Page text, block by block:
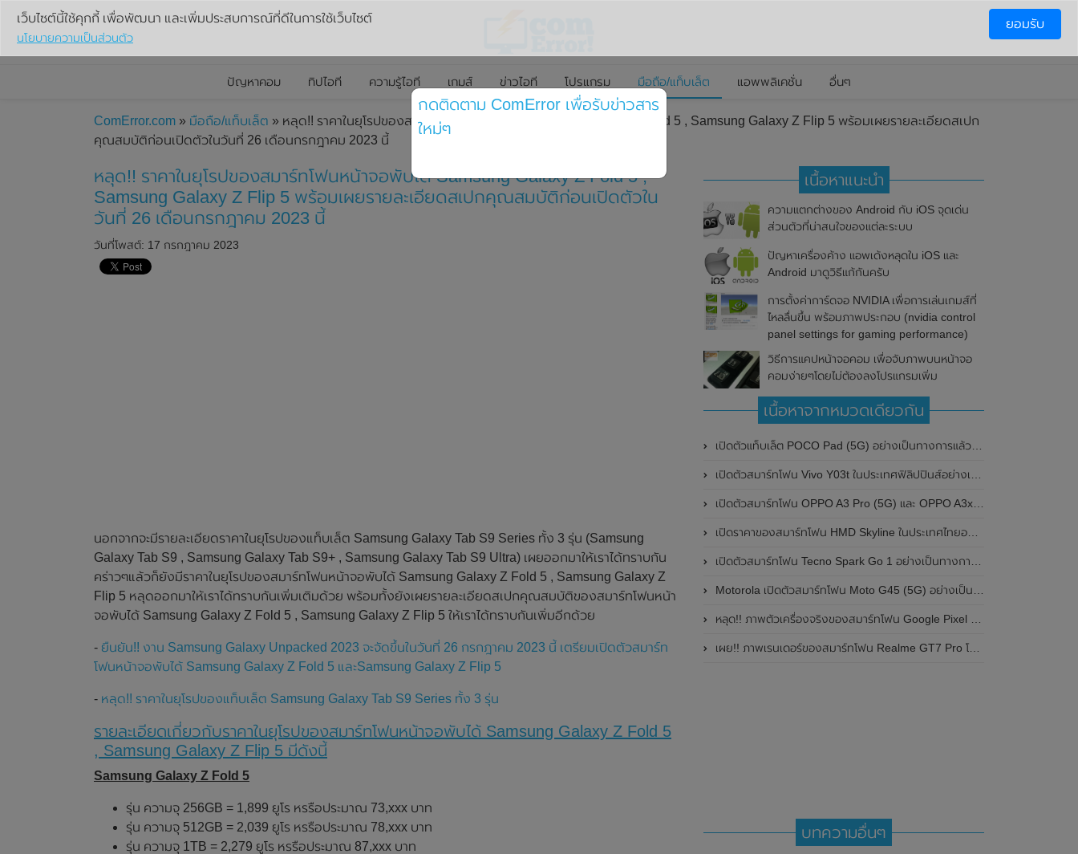
ปัญหาคอม ทิปไอที ความรู้ไอที เกมส์ ข่าวไอที โปรแกรม มือถือ/แท็บเล็ต แอพพลิเคชั่น อื่นๆ
ComError.com » มือถือ/แท็บเล็ต » หลุด!! ราคาในยุโรปของสมาร์ทโฟนหน้าจอพับได้ Samsung Galaxy Z Fold 5 , Samsung Galaxy Z Flip 5 พร้อมเผยรายละเอียดสเปก
คุณสมบัติก่อนเปิดตัวในวันที่ 26 เดือนกรกฎาคม 2023 นี้
หลุด!! ราคาในยุโรปของสมาร์ทโฟนหน้าจอพับได้ Samsung Galaxy Z Fold 5 ,
Samsung Galaxy Z Flip 5 พร้อมเผยรายละเอียดสเปกคุณสมบัติก่อนเปิดตัวใน
วันที่ 26 เดือนกรกฎาคม 2023 นี้
วันที่โพสต์: 17 กรกฎาคม 2023
นอกจากจะมีรายละเอียดราคาในยุโรปของแท็บเล็ต Samsung Galaxy Tab S9 Series ทั้ง 3 รุ่น (Samsung
Galaxy Tab S9 , Samsung Galaxy Tab S9+ , Samsung Galaxy Tab S9 Ultra) เผยออกมาให้เราได้ทราบกัน
คร่าวๆแล้วก็ยังมีราคาในยุโรปของสมาร์ทโฟนหน้าจอพับได้ Samsung Galaxy Z Fold 5 , Samsung Galaxy Z
Flip 5 หลุดออกมาให้เราได้ทราบกันเพิ่มเติมด้วย พร้อมทั้งยังเผยรายละเอียดสเปกคุณสมบัติของสมาร์ทโฟนหน้า
จอพับได้ Samsung Galaxy Z Fold 5 , Samsung Galaxy Z Flip 5 ให้เราได้ทราบกันเพิ่มอีกด้วย
- ยืนยัน!! งาน Samsung Galaxy Unpacked 2023 จะจัดขึ้นในวันที่ 26 กรกฎาคม 2023 นี้ เตรียมเปิดตัวสมาร์ท
โฟนหน้าจอพับได้ Samsung Galaxy Z Fold 5 และSamsung Galaxy Z Flip 5
- หลุด!! ราคาในยุโรปของแท็บเล็ต Samsung Galaxy Tab S9 Series ทั้ง 3 รุ่น
รายละเอียดเกี่ยวกับราคาในยุโรปของสมาร์ทโฟนหน้าจอพับได้ Samsung Galaxy Z Fold 5
, Samsung Galaxy Z Flip 5 มีดังนี้
Samsung Galaxy Z Fold 5
รุ่น ความจุ 256GB = 1,899 ยูโร หรรือประมาณ 73,xxx บาท
รุ่น ความจุ 512GB = 2,039 ยูโร หรรือประมาณ 78,xxx บาท
รุ่น ความจุ 1TB = 2,279 ยูโร หรรือประมาณ 87,xxx บาท
เนื้อหาแนะนำ
ความแตกต่างของ Android กับ iOS จุดเด่น
ส่วนตัวที่น่าสนใจของแต่ละระบบ
ปัญหาเครื่องค้าง แอพเด้งหลุดใน iOS และ
Android มาดูวิธีแก้กันครับ
การตั้งค่าการ์ดจอ NVIDIA เพื่อการเล่นเกมส์ที่
ไหลลื่นขึ้น พร้อมภาพประกอบ (nvidia control
panel settings for gaming performance)
วิธีการแคปหน้าจอคอม เพื่อจับภาพบนหน้าจอ
คอมง่ายๆโดยไม่ต้องลงโปรแกรมเพิ่ม
เนื้อหาจากหมวดเดียวกัน
เปิดตัวแท็บเล็ต POCO Pad (5G) อย่างเป็นทางการแล้วในประเทศอินเดีย มาพร้อมชิปเซ็ต Snapdragon 7s Gen 2 ของ Qualcomm และรองรับเครือข่าย 5G
เปิดตัวสมาร์ทโฟน Vivo Y03t ในประเทศฟิลิปปินส์อย่างเป็นทางการแล้ว มาพร้อมชิปเซ็ต Unisoc T612 , กล้องหลัง ความละเอียด 13MP , แบตเตอรี่ 5,000mAh และหน้าจอแสดงผล LCD / 90Hz
เปิดตัวสมาร์ทโฟน OPPO A3 Pro (5G) และ OPPO A3x ในประเทศไทยอย่างเป็นทางการแล้ว ในราคาเริ่มต้นเพียง 3,999 บาท
เปิดราคาของสมาร์ทโฟน HMD Skyline ในประเทศไทยอย่างเป็นทางการแล้ว ราคา 14,990 บาท
เปิดตัวสมาร์ทโฟน Tecno Spark Go 1 อย่างเป็นทางการแล้ว มาพร้อมหน้าจอแสดงผล LCD / 120Hz , แบตเตอรี่ 5,000mAh และใช้ชิปเซ็ต Unisoc
Motorola เปิดตัวสมาร์ทโฟน Moto G45 (5G) อย่างเป็นทางการแล้วในอินเดีย
หลุด!! ภาพตัวเครื่องจริงของสมาร์ทโฟน Google Pixel 9a โชว์ดีไซน์ใหม่ กล้องหลังแบนราบ ไม่มีกรอบของกล้องแล้ว
เผย!! ภาพเรนเดอร์ของสมาร์ทโฟน Realme GT7 Pro โชว์ให้เห็นดีไซน์ใหม่ พร้อมเผยรายละเอียดสเปกที่สำคัญบางส่วน
บทความอื่นๆ
เว็บไซต์นี้ใช้คุกกี้ เพื่อพัฒนา และเพิ่มประสบการณ์ที่ดีในการใช้เว็บไซต์
นโยบายความเป็นส่วนตัว
ยอมรับ
กดติดตาม ComError เพื่อรับข่าวสาร
ใหม่ๆ